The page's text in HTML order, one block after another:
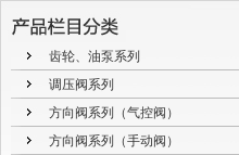
齿轮、油泵系列
调压阀系列
方向阀系列（气控阀）
方向阀系列（手动阀）